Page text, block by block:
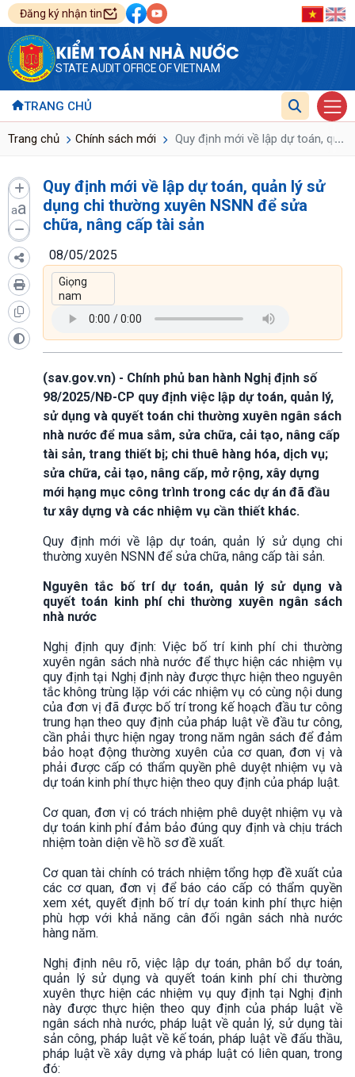
Đăng ký nhận tin
KIỂM TOÁN NHÀ NƯỚC
STATE AUDIT OFFICE OF VIETNAM
TRANG CHỦ
Trang chủ Chính sách mới Quy định mới về lập dự toán, ...
aa
Quy định mới về lập dự toán, quản lý sử
dụng chi thường xuyên NSNN để sửa
chữa, nâng cấp tài sản
08/05/2025
(sav.gov.vn) - Chính phủ ban hành Nghị định số
98/2025/NĐ-CP quy định việc lập dự toán, quản lý,
sử dụng và quyết toán chi thường xuyên ngân sách
nhà nước để mua sắm, sửa chữa, cải tạo, nâng cấp
tài sản, trang thiết bị; chi thuê hàng hóa, dịch vụ;
sửa chữa, cải tạo, nâng cấp, mở rộng, xây dựng
mới hạng mục công trình trong các dự án đã đầu
tư xây dựng và các nhiệm vụ cần thiết khác.
Quy định mới về lập dự toán, quản lý sử dụng chi
thường xuyên NSNN để sửa chữa, nâng cấp tài sản.
Nguyên tắc bố trí dự toán, quản lý sử dụng và
quyết toán kinh phí chi thường xuyên ngân sách
nhà nước
Nghị định quy định: Việc bố trí kinh phí chi thường
xuyên ngân sách nhà nước để thực hiện các nhiệm vụ
quy định tại Nghị định này được thực hiện theo nguyên
tắc không trùng lặp với các nhiệm vụ có cùng nội dung
của đơn vị đã được bố trí trong kế hoạch đầu tư công
trung hạn theo quy định của pháp luật về đầu tư công,
cần phải thực hiện ngay trong năm ngân sách để đảm
bảo hoạt động thường xuyên của cơ quan, đơn vị và
phải được cấp có thẩm quyền phê duyệt nhiệm vụ và
dự toán kinh phí thực hiện theo quy định của pháp luật.
Cơ quan, đơn vị có trách nhiệm phê duyệt nhiệm vụ và
dự toán kinh phí đảm bảo đúng quy định và chịu trách
nhiệm toàn diện về hồ sơ đề xuất.
Cơ quan tài chính có trách nhiệm tổng hợp đề xuất của
các cơ quan, đơn vị để báo cáo cấp có thẩm quyền
xem xét, quyết định bố trí dự toán kinh phí thực hiện
phù hợp với khả năng cân đối ngân sách nhà nước
hàng năm.
Nghị định nêu rõ, việc lập dự toán, phân bổ dự toán,
quản lý sử dụng và quyết toán kinh phí chi thường
xuyên thực hiện các nhiệm vụ quy định tại Nghị định
này được thực hiện theo quy định của pháp luật về
ngân sách nhà nước, pháp luật về quản lý, sử dụng tài
sản công, pháp luật về kế toán, pháp luật về đấu thầu,
pháp luật về xây dựng và pháp luật có liên quan, trong
đó: